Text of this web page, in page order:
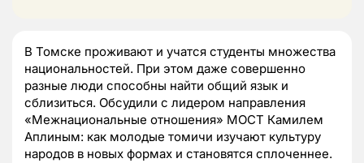
В Томске проживают и учатся студенты множества
национальностей. При этом даже совершенно
разные люди способны найти общий язык и
сблизиться. Обсудили с лидером направления
«Межнациональные отношения» МОСТ Камилем
Аплиным: как молодые томичи изучают культуру
народов в новых формах и становятся сплоченнее.